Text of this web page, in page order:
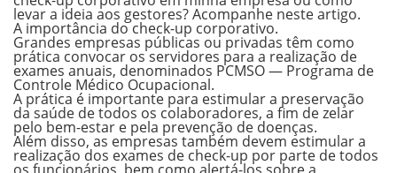
levar a ideia aos gestores? Acompanhe neste artigo.
A importância do check-up corporativo.
Grandes empresas públicas ou privadas têm como
prática convocar os servidores para a realização de
exames anuais, denominados PCMSO— Programa de
Controle Médico Ocupacional.
A prática é importante para estimular a preservação
da saúde de todos os colaboradores, a fim de zelar
pelo bem-estar e pela prevenção de doenças.
Além disso, as empresas também devem estimular a
realização dos exames de check-up por parte de todos